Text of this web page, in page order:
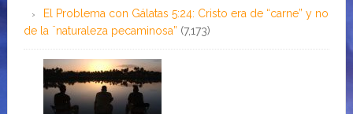
El Problema con Gálatas 5:24: Cristo era de “carne” y no
de la ¨naturaleza pecaminosa” (7,173)